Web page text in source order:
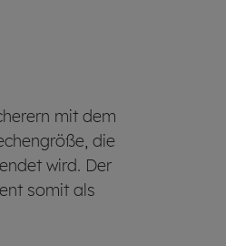
mit dem
die
wird. Der
somit als